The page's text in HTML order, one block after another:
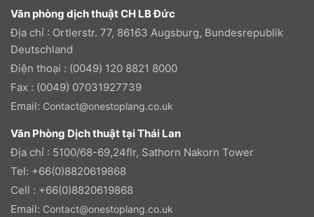
Văn phòng dịch thuật CH LB Đức
Địa chỉ : Ortlerstr. 77, 86163 Augsburg, Bundesrepublik
Deutschland
Điện thoại : (0049) 120 8821 8000
Fax : (0049) 07031927739
Email: Contact@onestoplang.co.uk
Văn Phòng Dịch thuật tại Thái Lan
Địa chỉ : 5100/68-69,24flr, Sathorn Nakorn Tower
Tel: +66(0)8820619868
Cell : +66(0)8820619868
Email: Contact@onestoplang.co.uk